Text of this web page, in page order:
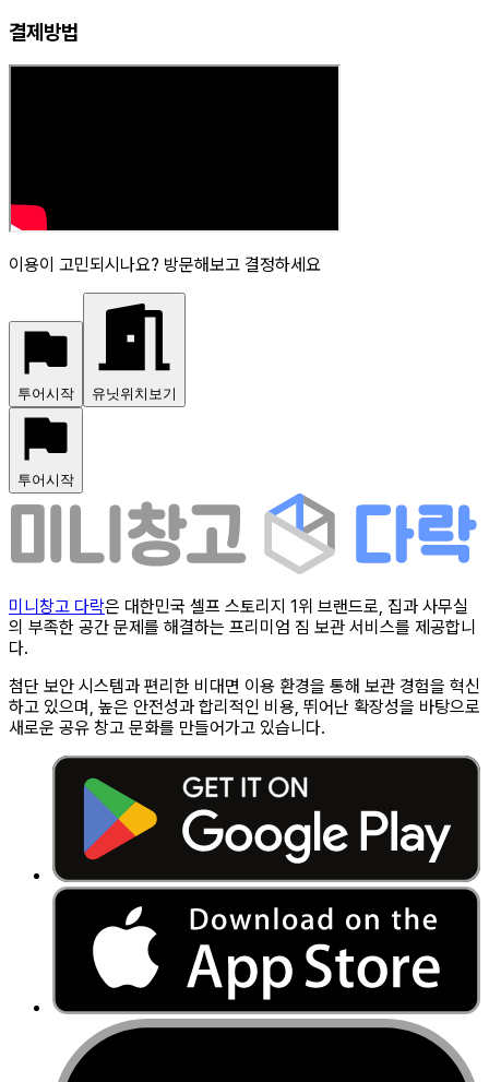
결제방법
이용이 고민되시나요? 방문해보고 결정하세요
투어시작 유닛위치보기
투어시작
미니창고 다락은 대한민국 셀프 스토리지 1위 브랜드로, 집과 사무실
의 부족한 공간 문제를 해결하는 프리미엄 짐 보관 서비스를 제공합니
다.
첨단 보안 시스템과 편리한 비대면 이용 환경을 통해 보관 경험을 혁신
하고 있으며, 높은 안전성과 합리적인 비용, 뛰어난 확장성을 바탕으로
새로운 공유 창고 문화를 만들어가고 있습니다.